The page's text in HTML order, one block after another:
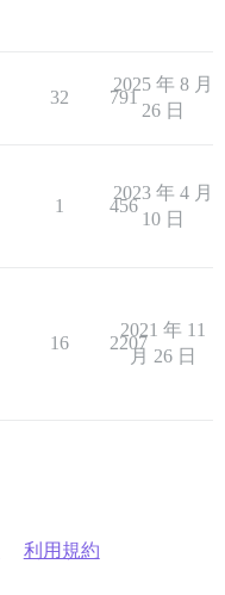
32 791
2025 年 8 月
26 日
1 456
2023 年 4 月
10 日
16 2207
2021 年 11
月 26 日
利用規約